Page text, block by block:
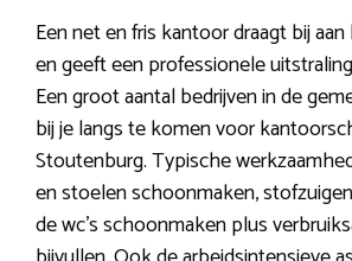
Een net en fris kantoor draagt bij
en geeft een professionele
Een groot aantal bedrijven in de
bij je langs te komen voor
Stoutenburg. Typische
en stoelen schoonmaken,
de wc’s schoonmaken plus